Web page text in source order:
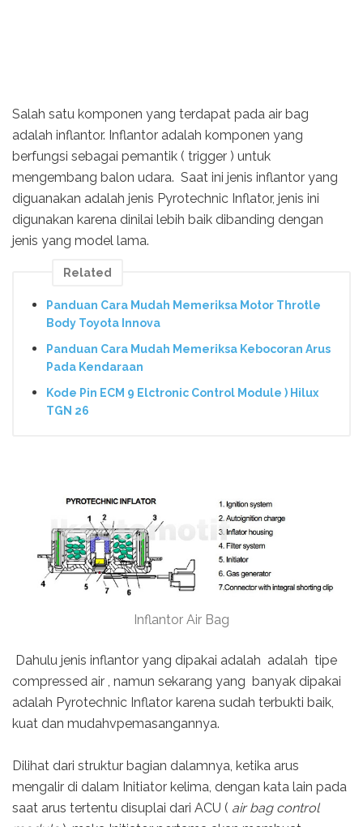
Salah satu komponen yang terdapat pada air bag
adalah inflantor. Inflantor adalah komponen yang
berfungsi sebagai pemantik ( trigger ) untuk
mengembang balon udara. Saat ini jenis inflantor yang
diguanakan adalah jenis Pyrotechnic Inflator, jenis ini
digunakan karena dinilai lebih baik dibanding dengan
jenis yang model lama.
Related
Panduan Cara Mudah Memeriksa Motor Throtle
Body Toyota Innova
Panduan Cara Mudah Memeriksa Kebocoran Arus
Pada Kendaraan
Kode Pin ECM 9 Elctronic Control Module ) Hilux
TGN 26
Inflantor Air Bag
Dahulu jenis inflantor yang dipakai adalah adalah tipe
compressed air , namun sekarang yang banyak dipakai
adalah Pyrotechnic Inflator karena sudah terbukti baik,
kuat dan mudahvpemasangannya.
Dilihat dari struktur bagian dalamnya, ketika arus
mengalir di dalam Initiator kelima, dengan kata lain pada
saat arus tertentu disuplai dari ACU ( air bag control